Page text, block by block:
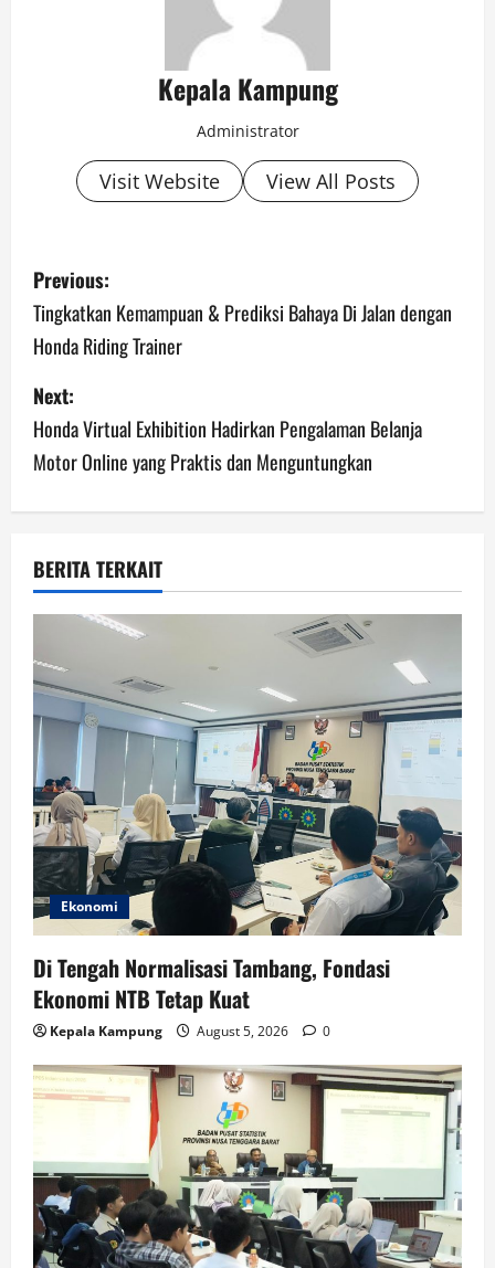
Kepala Kampung
Administrator
Visit Website View All Posts
P
o
s
t
n
a
i
a
t
i
o
n
Previous:
Tingkatkan Kemampuan & Prediksi Bahaya Di Jalan dengan
Honda Riding Trainer
Next:
Honda Virtual Exhibition Hadirkan Pengalaman Belanja
Motor Online yang Praktis dan Menguntungkan
BERITA TERKAIT
Ekonomi
Di Tengah Normalisasi Tambang, Fondasi
Ekonomi NTB Tetap Kuat
Kepala Kampung August 5, 2026 0